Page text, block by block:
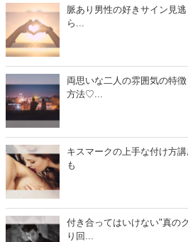
脈あり男性の好きサイン見
ら...
両思いな二人の雰囲気の特
方法♡...
キスマークの上手な付け方
も
付き合ってはいけない"真の
り回...